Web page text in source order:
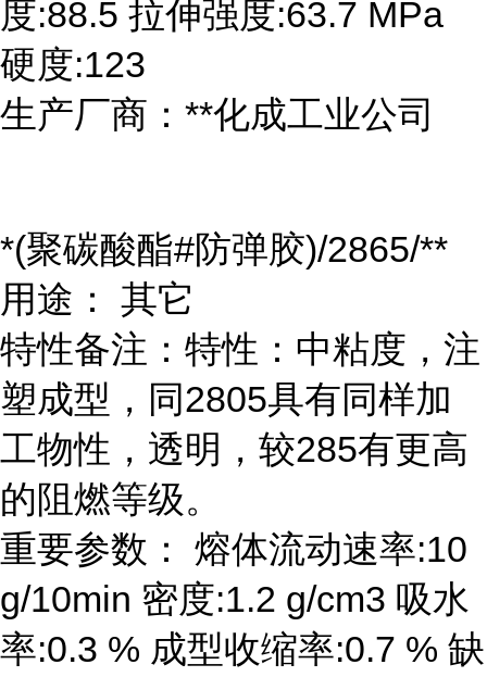
度:88.5 拉伸强度:63.7 MPa
硬度:123
生产厂商：**化成工业公司
*(聚碳酸酯#防弹胶)/2865/**
用途： 其它
特性备注：特性：中粘度，注
塑成型，同2805具有同样加
工物性，透明，较285有更高
的阻燃等级。
重要参数： 熔体流动速率:10
g/10min 密度:1.2 g/cm3 吸水
率:0.3 % 成型收缩率:0.7 % 缺